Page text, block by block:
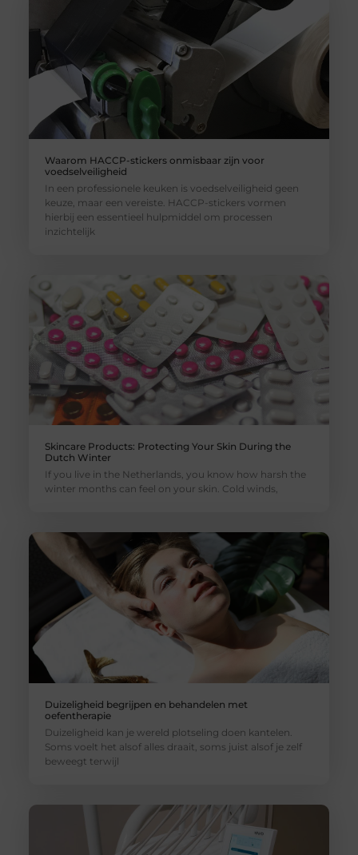
Waarom HACCP-stickers onmisbaar zijn voor
voedselveiligheid
In een professionele keuken is voedselveiligheid geen
keuze, maar een vereiste. HACCP-stickers vormen
hierbij een essentieel hulpmiddel om processen
inzichtelijk
Skincare Products: Protecting Your Skin During the
Dutch Winter
If you live in the Netherlands, you know how harsh the
winter months can feel on your skin. Cold winds,
Duizeligheid begrijpen en behandelen met
oefentherapie
Duizeligheid kan je wereld plotseling doen kantelen.
Soms voelt het alsof alles draait, soms juist alsof je zelf
beweegt terwijl